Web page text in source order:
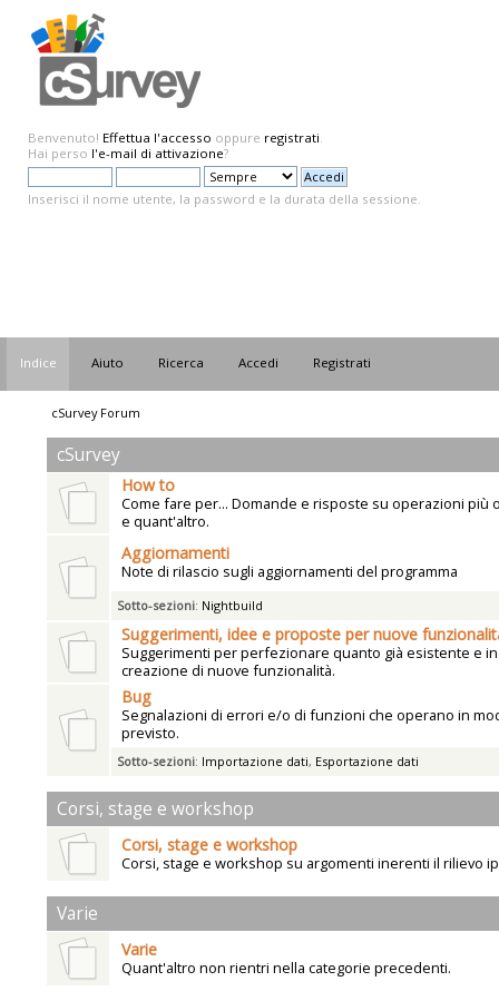
Benvenuto! Effettua l'accesso oppure registrati.
Hai perso l'e-mail di attivazione?
Inserisci il nome utente, la password e la durata della sessione.
Indice Aiuto Ricerca Accedi Registrati
cSurvey Forum
cSurvey
How to
Come fare per... Domande e risposte su operazioni più
e quant'altro.
Aggiornamenti
Note di rilascio sugli aggiornamenti del programma
Sotto-sezioni: Nightbuild
Suggerimenti, idee e proposte per nuove
Suggerimenti per perfezionare quanto già esistente e
creazione di nuove funzionalità.
Bug
Segnalazioni di errori e/o di funzioni che operano in
previsto.
Sotto-sezioni: Importazione dati, Esportazione dati
Corsi, stage e workshop
Corsi, stage e workshop
Corsi, stage e workshop su argomenti inerenti il rilievo
Varie
Varie
Quant'altro non rientri nella categorie precedenti.